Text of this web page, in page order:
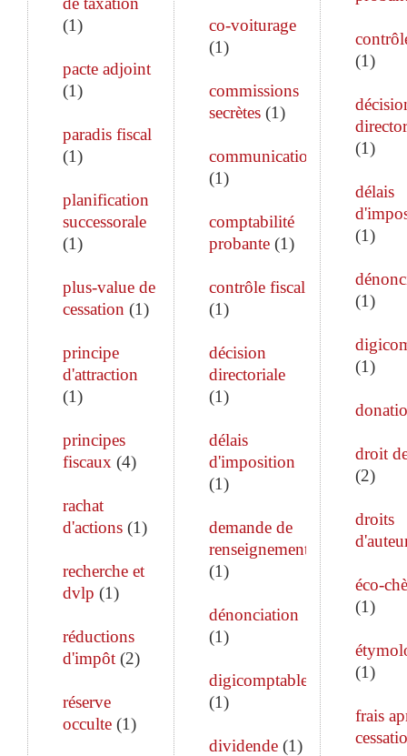
(1)
pacte adjoint
(1)
paradis fiscal
(1)
planification
successorale
(1)
plus-value de
cessation (1)
principe
d'attraction
(1)
principes
fiscaux (4)
rachat
d'actions (1)
recherche et
dvlp (1)
réductions
d'impôt (2)
réserve
occulte (1)
co-voiturage
(1)
commissions
secrètes(1)
communication
(1)
comptabilité
probante(1)
contrôle fiscal
(1)
décision
directoriale
(1)
délais
d'imposition
(1)
demande de
renseignements
(1)
dénonciation
(1)
digicomptable
(1)
dividende(1)
(1)
(1)
délais
(1)
(1)
(1)
droit
(2)
droits
éco-
(1)
(1)
frais